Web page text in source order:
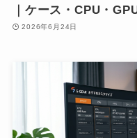
｜ケース・CPU・
2026年6月24日